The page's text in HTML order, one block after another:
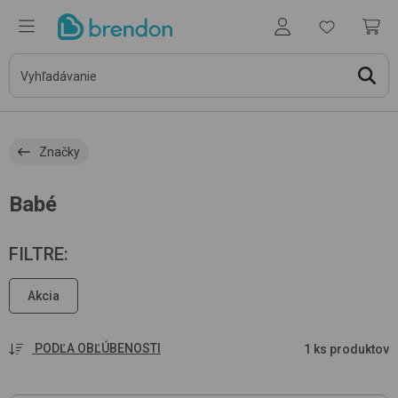
Značky
Babé
FILTRE:
Akcia
PODĽA OBĽÚBENOSTI 1 ks produktov